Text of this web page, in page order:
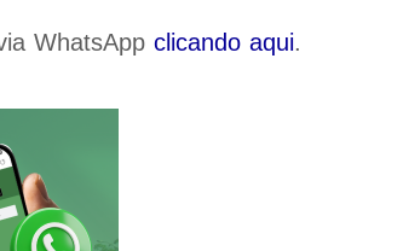
WhatsApp clicando aqui.